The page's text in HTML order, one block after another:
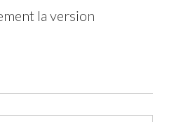
la version